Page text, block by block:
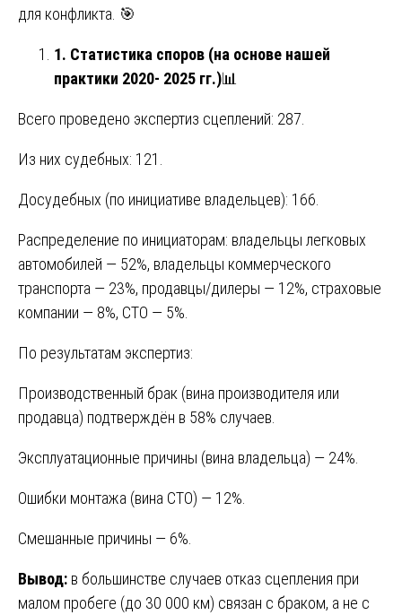
для конфликта. 🎯
1. Статистика споров (на основе нашей
практики 2020- 2025 гг.)📊
Всего проведено экспертиз сцеплений: 287.
Из них судебных: 121.
Досудебных (по инициативе владельцев): 166.
Распределение по инициаторам: владельцы легковых
автомобилей — 52%, владельцы коммерческого
транспорта — 23%, продавцы/дилеры — 12%, страховые
компании — 8%, СТО — 5%.
По результатам экспертиз:
Производственный брак (вина производителя или
продавца) подтверждён в 58% случаев.
Эксплуатационные причины (вина владельца) — 24%.
Ошибки монтажа (вина СТО) — 12%.
Смешанные причины — 6%.
Вывод: в большинстве случаев отказ сцепления при
малом пробеге (до 30 000 км) связан с браком, а не с